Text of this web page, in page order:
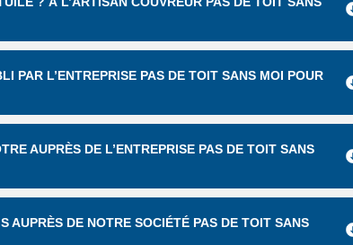
PAR L’ENTREPRISE PAS DE TOIT SANS MOI POUR
AUPRÈS DE L’ENTREPRISE PAS DE TOIT SANS
AUPRÈS DE NOTRE SOCIÉTÉ PAS DE TOIT SANS